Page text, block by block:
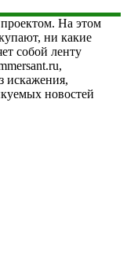
На этом
ни какие
собой ленту
искажения,
новостей